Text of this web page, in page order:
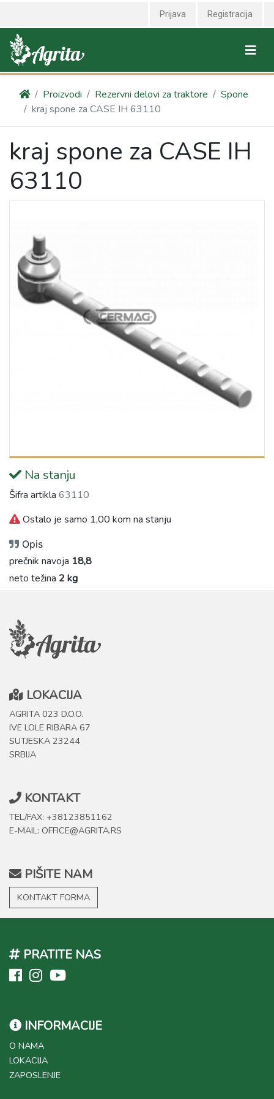
Prijava Registracija
Proizvodi Rezervni delovi za traktore
Spone
kraj spone za CASE IH 63110
kraj spone za CASE IH
63110
Na stanju
Šifra artikla 63110
Ostalo je samo 1,00 kom na stanju
Opis
prečnik navoja 18,8
neto težina 2 kg
LOKACIJA
AGRITA 023 D.O.O.
IVE LOLE RIBARA 67
SUTJESKA 23244
SRBIJA
KONTAKT
TEL/FAX: +38123851162
E-MAIL: OFFICE@AGRITA.RS
PIŠITE NAM
KONTAKT FORMA
PRATITE NAS
INFORMACIJE
O NAMA
LOKACIJA
ZAPOSLENJE